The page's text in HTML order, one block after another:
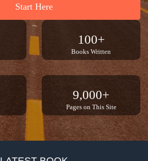
Start Here
100+
Books Written
9,000+
Pages on This Site